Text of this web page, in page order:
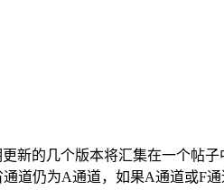
更新的几个版本将汇集在一个
道仍为A通道，如果A通道或F